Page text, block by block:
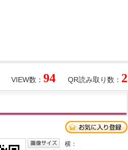
QR読み取り数： 2
VIEW数： 94
横：